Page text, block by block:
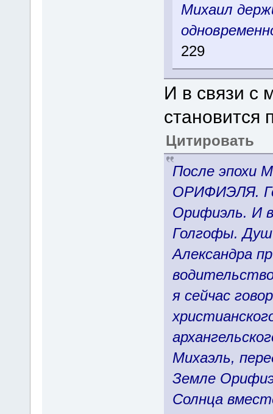
Михаил
229
И в связи с
становится
Цитировать
После эпохи
ОРИФИЭЛЯ.
Орифиэль. И
Голгофы.
Александра
я сейчас
Михаэль,
Земле
Солнца